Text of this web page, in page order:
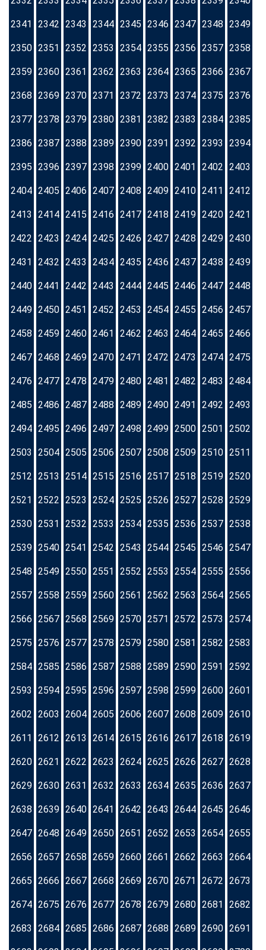
2341 2342 2343 2344 2345 2346 2347 2348 2349
2350 2351 2352 2353 2354 2355 2356 2357 2358
2359 2360 2361 2362 2363 2364 2365 2366 2367
2368 2369 2370 2371 2372 2373 2374 2375 2376
2377 2378 2379 2380 2381 2382 2383 2384 2385
2386 2387 2388 2389 2390 2391 2392 2393 2394
2395 2396 2397 2398 2399 2400 2401 2402 2403
2404 2405 2406 2407 2408 2409 2410 2411 2412
2413 2414 2415 2416 2417 2418 2419 2420 2421
2422 2423 2424 2425 2426 2427 2428 2429 2430
2431 2432 2433 2434 2435 2436 2437 2438 2439
2440 2441 2442 2443 2444 2445 2446 2447 2448
2449 2450 2451 2452 2453 2454 2455 2456 2457
2458 2459 2460 2461 2462 2463 2464 2465 2466
2467 2468 2469 2470 2471 2472 2473 2474 2475
2476 2477 2478 2479 2480 2481 2482 2483 2484
2485 2486 2487 2488 2489 2490 2491 2492 2493
2494 2495 2496 2497 2498 2499 2500 2501 2502
2503 2504 2505 2506 2507 2508 2509 2510 2511
2512 2513 2514 2515 2516 2517 2518 2519 2520
2521 2522 2523 2524 2525 2526 2527 2528 2529
2530 2531 2532 2533 2534 2535 2536 2537 2538
2539 2540 2541 2542 2543 2544 2545 2546 2547
2548 2549 2550 2551 2552 2553 2554 2555 2556
2557 2558 2559 2560 2561 2562 2563 2564 2565
2566 2567 2568 2569 2570 2571 2572 2573 2574
2575 2576 2577 2578 2579 2580 2581 2582 2583
2584 2585 2586 2587 2588 2589 2590 2591 2592
2593 2594 2595 2596 2597 2598 2599 2600 2601
2602 2603 2604 2605 2606 2607 2608 2609 2610
2611 2612 2613 2614 2615 2616 2617 2618 2619
2620 2621 2622 2623 2624 2625 2626 2627 2628
2629 2630 2631 2632 2633 2634 2635 2636 2637
2638 2639 2640 2641 2642 2643 2644 2645 2646
2647 2648 2649 2650 2651 2652 2653 2654 2655
2656 2657 2658 2659 2660 2661 2662 2663 2664
2665 2666 2667 2668 2669 2670 2671 2672 2673
2674 2675 2676 2677 2678 2679 2680 2681 2682
2683 2684 2685 2686 2687 2688 2689 2690 2691